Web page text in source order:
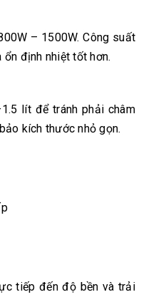
– 1500W. Công suất
ổn định nhiệt tốt hơn.
lít để tránh phải châm
kích thước nhỏ gọn.
tiếp đến độ bền và trải